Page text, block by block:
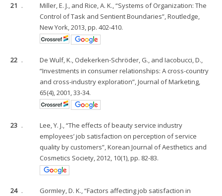
21 .
Miller, E. J., and Rice, A. K., “Systems of Organization: The
Control of Task and Sentient Boundaries”, Routledge,
New York, 2013, pp. 402-410.
22 .
De Wulf, K., Odekerken-Schröder, G., and Iacobucci, D.,
“Investments in consumer relationships: A cross-country
and cross-industry exploration”, Journal of Marketing,
65(4), 2001, 33-34.
23 .
Lee, Y. J., “The effects of beauty service industry
employees’ job satisfaction on perception of service
quality by customers”, Korean Journal of Aesthetics and
Cosmetics Society, 2012, 10(1), pp. 82-83.
24 .
GormIey, D. K., “Factors affecting job satisfaction in